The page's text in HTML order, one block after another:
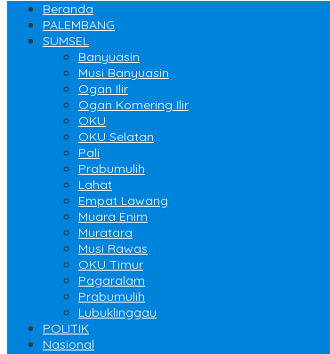
Beranda
PALEMBANG
SUMSEL
Banyuasin
Musi Banyuasin
Ogan Ilir
Ogan Komering Ilir
OKU
OKU Selatan
Pali
Prabumulih
Lahat
Empat Lawang
Muara Enim
Muratara
Musi Rawas
OKU Timur
Pagaralam
Prabumulih
Lubuklinggau
POLITIK
Nasional